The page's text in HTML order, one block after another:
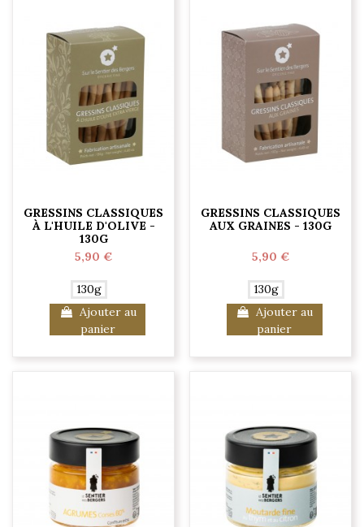
GRESSINS CLASSIQUES
À L'HUILE D'OLIVE -
130G
5,90 €
130g
Ajouter au
panier
GRESSINS CLASSIQUES
AUX GRAINES - 130G
5,90 €
130g
Ajouter au
panier